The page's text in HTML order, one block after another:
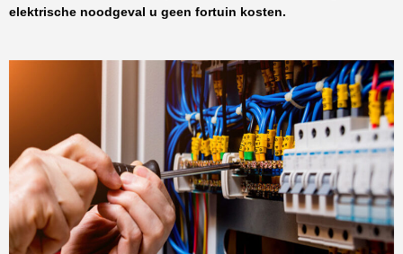
elektrische noodgeval u geen fortuin kosten.